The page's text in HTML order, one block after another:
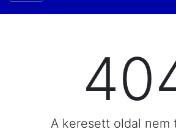
A keresett oldal nem